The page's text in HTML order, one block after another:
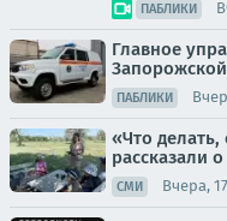
ПАБЛИКИ
Главное
ПАБЛИКИ
«Что
рассказали
СМИ Вчера,